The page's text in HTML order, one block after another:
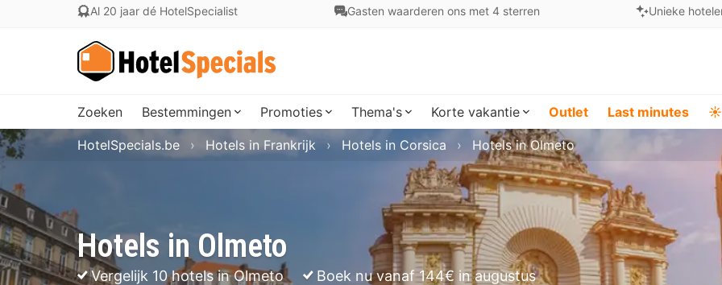
Al 20 jaar dé HotelSpecialist Gasten waarderen ons met 4 sterren Unieke
Zoeken Bestemmingen Promoties Thema's Korte vakantie Outlet Last minutes ☀️
Hotels in Olmeto
Vergelijk 10 hotels in Olmeto
Boek nu vanaf 144€ in augustus
HotelSpecials.be Hotels in Frankrijk Hotels in Corsica Hotels in Olmeto